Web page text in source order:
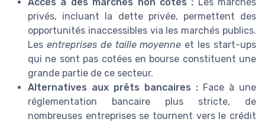
privés, incluant la dette privée, permettent des
opportunités inaccessibles via les marchés publics.
Les entreprises de taille moyenne et les start-ups
qui ne sont pas cotées en bourse constituent une
grande partie de ce secteur.
Alternatives aux prêts bancaires : Face à une
réglementation bancaire plus stricte, de
nombreuses entreprises se tournent vers le crédit